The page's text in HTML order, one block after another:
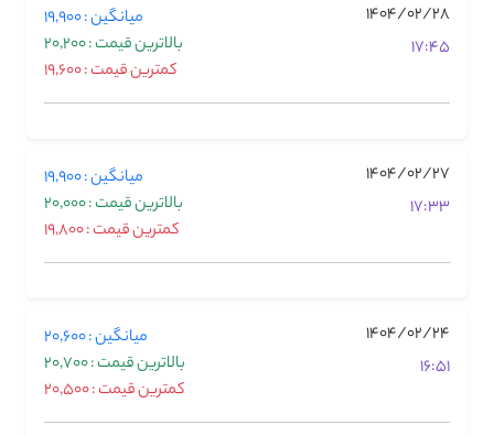
1404/02/28
17:45
میانگین : 19,900
بالاترین قیمت : 20,200
کمترین قیمت : 19,600
1404/02/27
17:33
میانگین : 19,900
بالاترین قیمت : 20,000
کمترین قیمت : 19,800
1404/02/24
16:51
میانگین : 20,600
بالاترین قیمت : 20,700
کمترین قیمت : 20,500